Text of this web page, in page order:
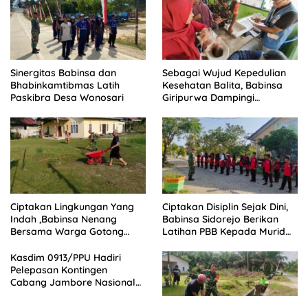
Sinergitas Babinsa dan
Bhabinkamtibmas Latih
Paskibra Desa Wonosari
Sebagai Wujud Kepedulian
Kesehatan Balita, Babinsa
Giripurwa Dampingi
Ciptakan Lingkungan Yang
Indah ,Babinsa Nenang
Bersama Warga Gotong
Ciptakan Disiplin Sejak Dini,
Babinsa Sidorejo Berikan
Latihan PBB Kepada Murid
Kasdim 0913/PPU Hadiri
Pelepasan Kontingen
Cabang Jambore Nasional